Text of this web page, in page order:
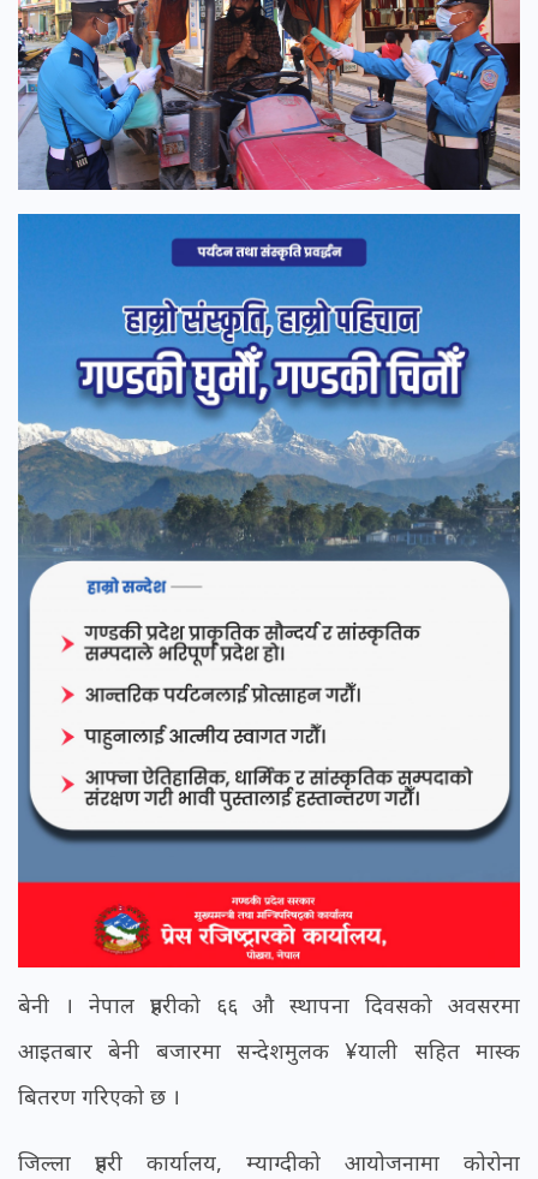
बेनी । नेपाल प्रहरीको ६६ औ स्थापना दिवसको अवसरमा
आइतबार बेनी बजारमा सन्देशमुलक ¥याली सहित मास्क
बितरण गरिएको छ ।
जिल्ला प्रहरी कार्यालय, म्याग्दीको आयोजनामा कोरोना